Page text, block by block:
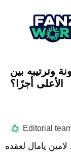
وترتيبه بين
الأعلى أجرًا؟
Editorial
يامال لعقده